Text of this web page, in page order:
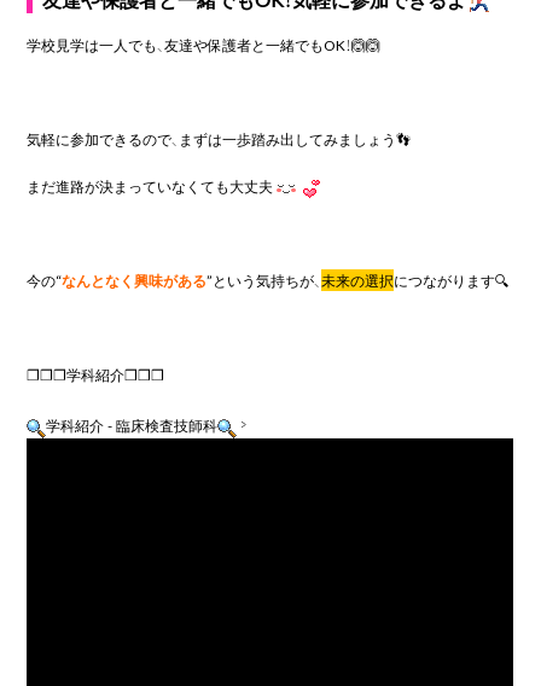
学校見学は一人でも、友達や保護者と一緒でもOK！🙆🙆
気軽に参加できるので、まずは一歩踏み出してみましょう👣
まだ進路が決まっていなくても大丈夫
今の“なんとなく興味がある”という気持ちが、未来の選択につながります🔍
❐❐❐学科紹介❒❒❒
学科紹介 - 臨床検査技師科